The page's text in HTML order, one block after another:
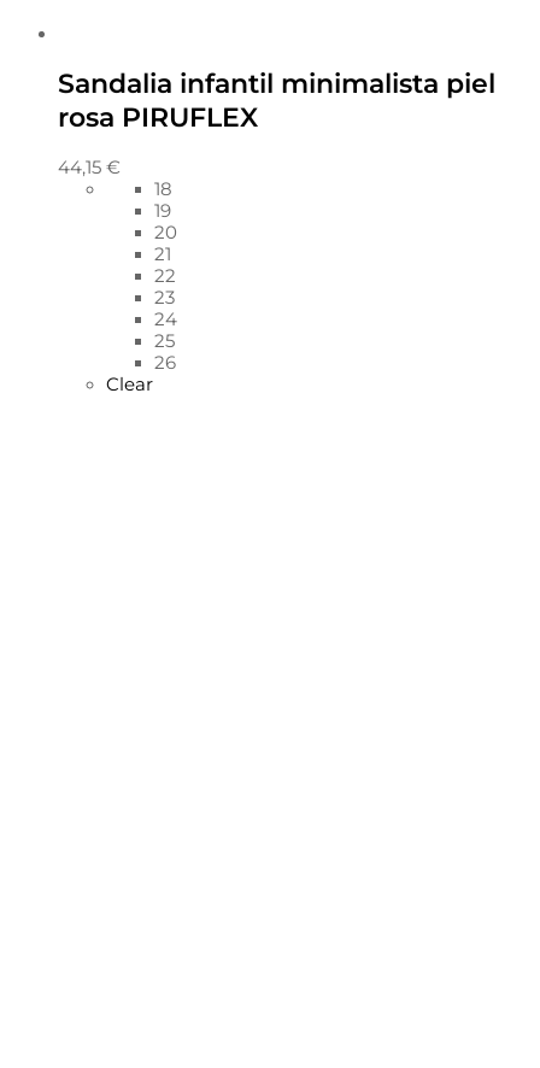
Sandalia infantil minimalista piel
rosa PIRUFLEX
44,15 €
18
19
20
21
22
23
24
25
26
Clear